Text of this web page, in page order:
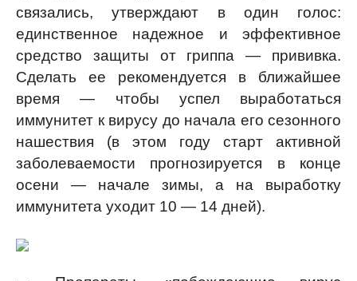
связались, утверждают в один голос:
единственное надежное и эффективное
средство защиты от гриппа — прививка.
Сделать ее рекомендуется в ближайшее
время — чтобы успел выработаться
иммунитет к вирусу до начала его сезонного
нашествия (в этом году старт активной
заболеваемости прогнозируется в конце
осени — начале зимы, а на выработку
иммунитета уходит 10 — 14 дней).